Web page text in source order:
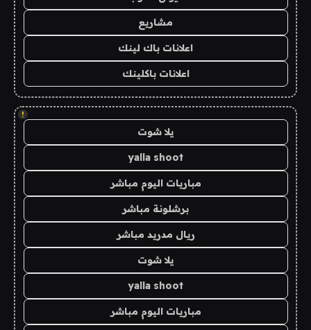
مشاريع
اعلانات باك لينك
اعلانات باكلينك
!
يلا شوت
yalla shoot
مباريات اليوم مباشر
برشلونة مباشر
ريال مدريد مباشر
يلا شوت
yalla shoot
مباريات اليوم مباشر